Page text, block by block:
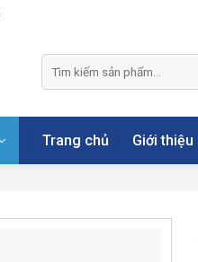
kiếm:
Trang chủ Giới thiệu